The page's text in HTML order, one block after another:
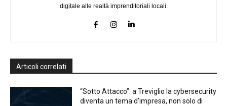
digitale alle realtà imprenditoriali locali.
Articoli correlati
“Sotto Attacco”: a Treviglio la cybersecurity
diventa un tema d’impresa, non solo di